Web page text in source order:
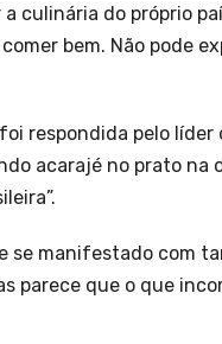
culinária do próprio
bem. Não
respondida pelo líder
acarajé no prato
se manifestado com
parece que o que